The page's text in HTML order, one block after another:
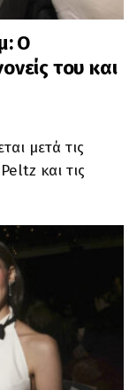
Ο
του και
μετά τις
και τις